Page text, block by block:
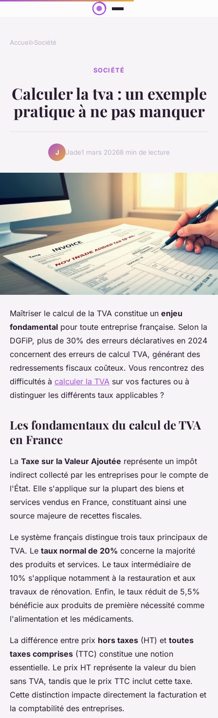
Accueil›Société
SOCIÉTÉ
Calculer la tva : un exemple
pratique à ne pas manquer
J Jade1 mars 20268 min de lecture
Maîtriser le calcul de la TVA constitue un enjeu
fondamental pour toute entreprise française. Selon la
DGFiP, plus de 30% des erreurs déclaratives en 2024
concernent des erreurs de calcul TVA, générant des
redressements fiscaux coûteux. Vous rencontrez des
difficultés à calculer la TVA sur vos factures ou à
distinguer les différents taux applicables ?
Les fondamentaux du calcul de TVA
en France
La Taxe sur la Valeur Ajoutée représente un impôt
indirect collecté par les entreprises pour le compte de
l'État. Elle s'applique sur la plupart des biens et
services vendus en France, constituant ainsi une
source majeure de recettes fiscales.
Le système français distingue trois taux principaux de
TVA. Le taux normal de 20% concerne la majorité
des produits et services. Le taux intermédiaire de
10% s'applique notamment à la restauration et aux
travaux de rénovation. Enfin, le taux réduit de 5,5%
bénéficie aux produits de première nécessité comme
l'alimentation et les médicaments.
La différence entre prix hors taxes (HT) et toutes
taxes comprises (TTC) constitue une notion
essentielle. Le prix HT représente la valeur du bien
sans TVA, tandis que le prix TTC inclut cette taxe.
Cette distinction impacte directement la facturation et
la comptabilité des entreprises.